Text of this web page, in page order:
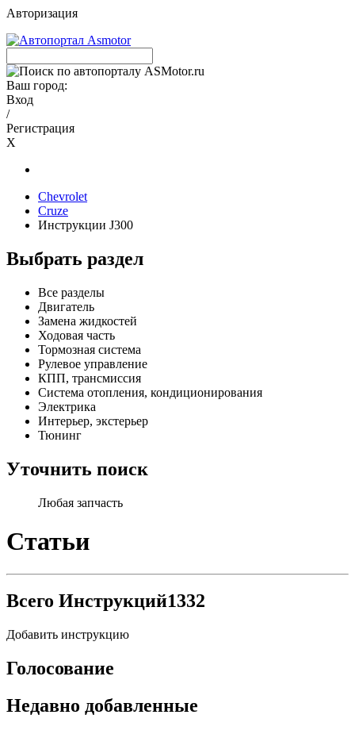
Авторизация
Ваш город:
Вход
/
Регистрация
X
Chevrolet
Cruze
Инструкции J300
Выбрать раздел
Все разделы
Двигатель
Замена жидкостей
Ходовая часть
Тормозная система
Рулевое управление
КПП, трансмиссия
Система отопления, кондиционирования
Электрика
Интерьер, экстерьер
Тюнинг
Уточнить поиск
Любая запчасть
Статьи
Всего Инструкций1332
Добавить инструкцию
Голосование
Недавно добавленные